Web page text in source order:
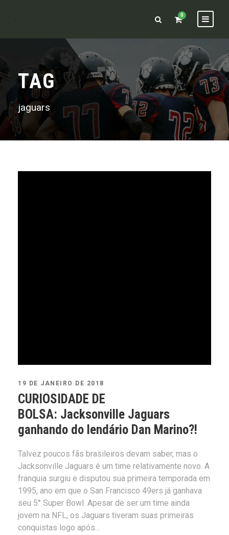
0
TAG
jaguars
19 DE JANEIRO DE 2018
CURIOSIDADE DE
BOLSA: Jacksonville Jaguars
ganhando do lendário Dan Marino?!
Talvez poucos fãs brasileiros devam saber, mas o
Jacksonville Jaguars é um time relativamente novo. A
franquia surgiu e disputou sua primeira temporada em
1995, ano em que o San Francisco 49ers já ganhava
seu 5° Super Bowl. Apesar de ser um time ainda
jovem na NFL, os Jaguars tiveram suas primeiras
conquistas logo após...